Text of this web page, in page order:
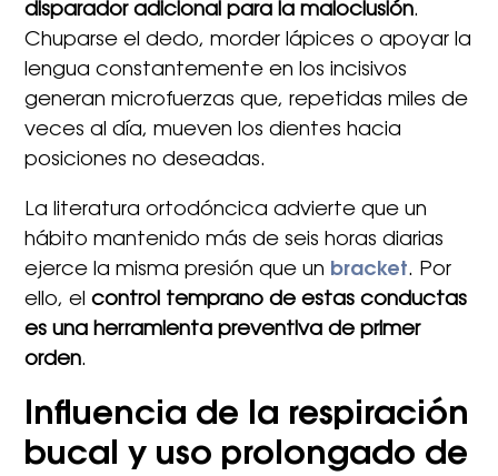
disparador adicional para la maloclusión.
Chuparse el dedo, morder lápices o apoyar la
lengua constantemente en los incisivos
generan microfuerzas que, repetidas miles de
veces al día, mueven los dientes hacia
posiciones no deseadas.
La literatura ortodóncica advierte que un
hábito mantenido más de seis horas diarias
ejerce la misma presión que un bracket. Por
ello, elcontrol temprano de estas conductas
es una herramienta preventiva de primer
orden.
Influencia de la respiración
bucal y uso prolongado de